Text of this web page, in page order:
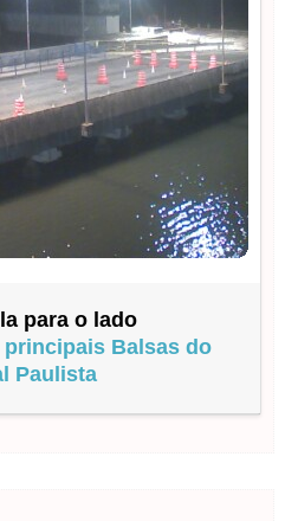
para o lado
Balsas do
Paulista